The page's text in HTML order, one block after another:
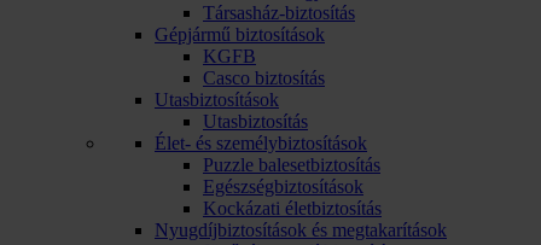
Társasház-biztosítás
Gépjármű biztosítások
KGFB
Casco biztosítás
Utasbiztosítások
Utasbiztosítás
Élet- és személybiztosítások
Puzzle balesetbiztosítás
Egészségbiztosítások
Kockázati életbiztosítás
Nyugdíjbiztosítások és megtakarítások